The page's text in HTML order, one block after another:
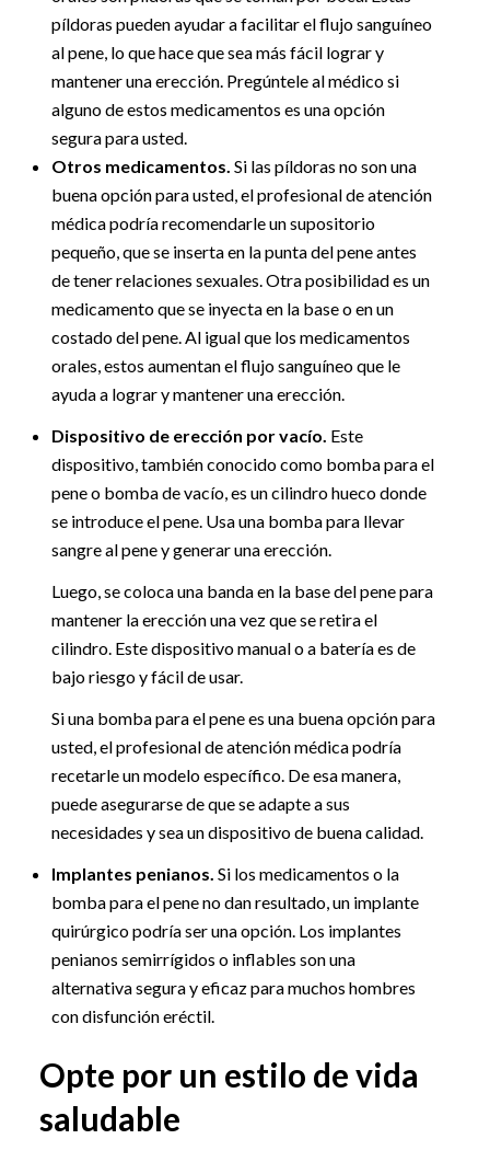
píldoras pueden ayudar a facilitar el flujo sanguíneo
al pene, lo que hace que sea más fácil lograr y
mantener una erección. Pregúntele al médico si
alguno de estos medicamentos es una opción
segura para usted.
Otros medicamentos. Si las píldoras no son una
buena opción para usted, el profesional de atención
médica podría recomendarle un supositorio
pequeño, que se inserta en la punta del pene antes
de tener relaciones sexuales. Otra posibilidad es un
medicamento que se inyecta en la base o en un
costado del pene. Al igual que los medicamentos
orales, estos aumentan el flujo sanguíneo que le
ayuda a lograr y mantener una erección.
Dispositivo de erección por vacío. Este
dispositivo, también conocido como bomba para el
pene o bomba de vacío, es un cilindro hueco donde
se introduce el pene. Usa una bomba para llevar
sangre al pene y generar una erección.
Luego, se coloca una banda en la base del pene para
mantener la erección una vez que se retira el
cilindro. Este dispositivo manual o a batería es de
bajo riesgo y fácil de usar.
Si una bomba para el pene es una buena opción para
usted, el profesional de atención médica podría
recetarle un modelo específico. De esa manera,
puede asegurarse de que se adapte a sus
necesidades y sea un dispositivo de buena calidad.
Implantes penianos. Si los medicamentos o la
bomba para el pene no dan resultado, un implante
quirúrgico podría ser una opción. Los implantes
penianos semirrígidos o inflables son una
alternativa segura y eficaz para muchos hombres
con disfunción eréctil.
Opte por un estilo de vida
saludable